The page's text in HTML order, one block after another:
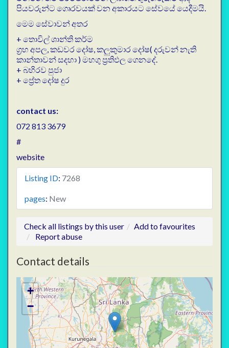
පියවරුන්ට ගෙෘරවයක් වන අකාරයට සේවයේ යෙදීමයි.
මෙම සේවාවන් අතර
+ තොවිල් ශාන්ති කර්ම
ග්‍රහ අපල, කඩවර දෝෂ, කලුකුමාර දෝෂ( දරුවන් නැති
කාන්තාවන් සදහා ) මහගු ප්‍රතිඵල ⁣ගෙනදේ.
+ බහිරව පුජා
+ ⁣ප්‍රේත දෝෂ දුර
contact us:
072 813 3679
#
website
Listing ID: 7268
pages: New
Check all listings by this user
Add to favourites
Report abuse
Contact details
+
−